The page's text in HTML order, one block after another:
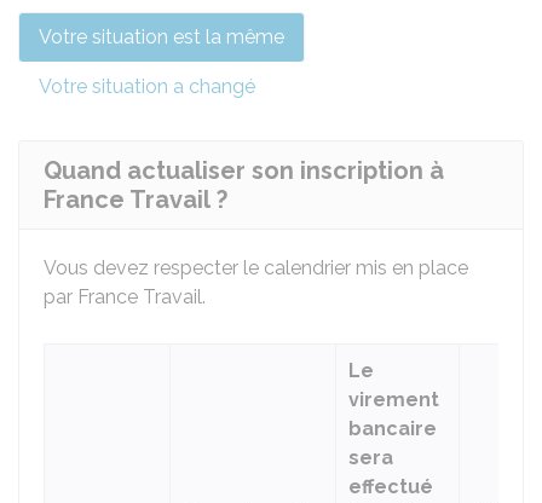
Votre situation est la même
Votre situation a changé
Quand actualiser son inscription à
France Travail ?
Vous devez respecter le calendrier mis en place
par France Travail.
Le
virement
bancaire
sera
effectué